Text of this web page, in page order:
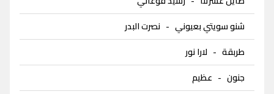
شنو سويتي بعيوني - نصرت البدر
طربقة - لارا نور
جنون - عظيم